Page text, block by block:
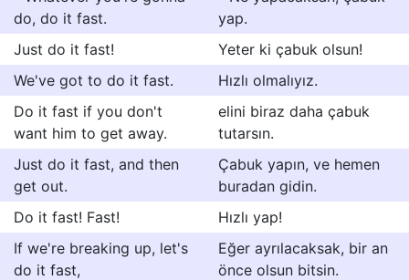
do, do it fast.
yap.
Just do it fast!
Yeter ki çabuk olsun!
We've got to do it fast.
Hızlı olmalıyız.
Do it fast if you don't
want him to get away.
elini biraz daha çabuk
tutarsın.
Just do it fast, and then
get out.
Çabuk yapın, ve hemen
buradan gidin.
Do it fast! Fast!
Hızlı yap!
If we're breaking up, let's
do it fast,
Eğer ayrılacaksak, bir an
önce olsun bitsin.